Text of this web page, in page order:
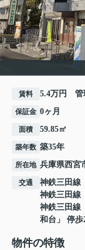
賃料 5.4万円 管
保証金 0ヶ月
面積 59.85㎡
築年数 築35年
所在地 兵庫県西宮
交通 神鉄三田線
神鉄三田線
神鉄三田線
和台」 停歩
物件の特徴